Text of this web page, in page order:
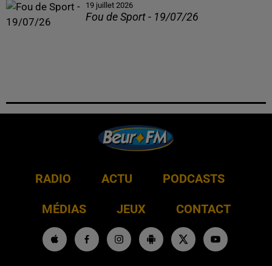
19 juillet 2026
Fou de Sport - 19/07/26
RADIO ACTU PODCASTS
MÉDIAS JEUX CONTACT